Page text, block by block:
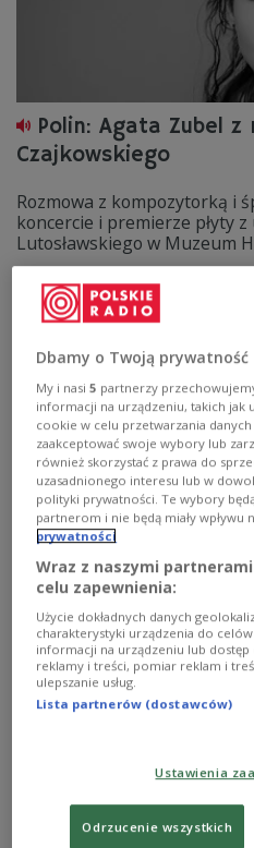
Polin: Agata Zubel z
Czajkowskiego
Rozmowa z kompozytorką i
koncercie i premierze płyty
Lutosławskiego w Muzeum
Zobacz więcej na temat:Agata
muzyka współczesna
Rap, jidysz i
festiwalu
- Ideą tego festiwalu jest, że
projekty tworzone są
będzie i w tym roku -
imprezy.
Dbamy o Twoją prywatność
My i nasi5 partnerzy
informacji na urządzeniu, takich jak
cookie w celu przetwarzania
zaakceptować swoje wybory lub
również skorzystać z prawa do
uzasadnionego interesu lub w
polityki prywatności. Te wybory
partnerom i nie będą miały wpływu
prywatności
Wraz z naszymi
celu zapewnienia:
Użycie dokładnych danych
charakterystyki urządzenia do
informacji na urządzeniu lub
reklamy i treści, pomiar reklam i
ulepszanie usług.
Lista partnerów (dostawców)
Ustawienia
Odrzucenie wszystkich